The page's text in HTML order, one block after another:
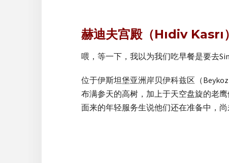
赫迪夫宫殿（Hıdiv Kasrı）
喂，等一下，我以为我们吃早餐是要去
位于伊斯坦堡亚洲岸贝伊科兹区（
布满参天的高树，加上于天空盘旋的老
面来的年轻服务生说他们还在准备中，